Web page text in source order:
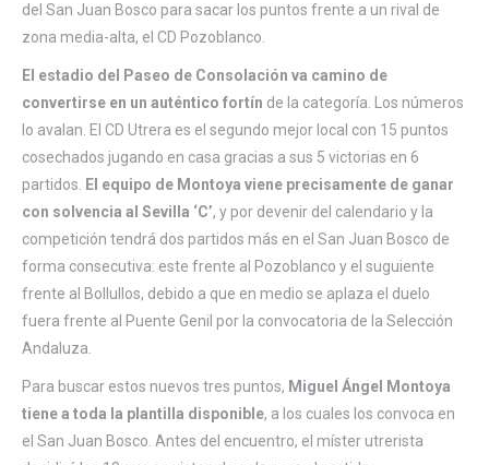
del San Juan Bosco para sacar los puntos frente a un rival de
zona media-alta, el CD Pozoblanco.
El estadio del Paseo de Consolación va camino de
convertirse en un auténtico fortín de la categoría. Los números
lo avalan. El CD Utrera es el segundo mejor local con 15 puntos
cosechados jugando en casa gracias a sus 5 victorias en 6
partidos. El equipo de Montoya viene precisamente de ganar
con solvencia al Sevilla ‘C’, y por devenir del calendario y la
competición tendrá dos partidos más en el San Juan Bosco de
forma consecutiva: este frente al Pozoblanco y el suguiente
frente al Bollullos, debido a que en medio se aplaza el duelo
fuera frente al Puente Genil por la convocatoria de la Selección
Andaluza.
Para buscar estos nuevos tres puntos, Miguel Ángel Montoya
tiene a toda la plantilla disponible, a los cuales los convoca en
el San Juan Bosco. Antes del encuentro, el míster utrerista